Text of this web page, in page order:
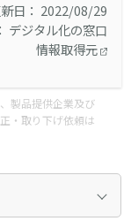
日： 2022/08/29
デジタル化の窓口
情報取得元
製品提供企業及び
・取り下げ依頼は